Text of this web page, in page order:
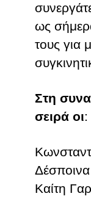
ως
τους για
Στη
σειρά οι:
Καίτη